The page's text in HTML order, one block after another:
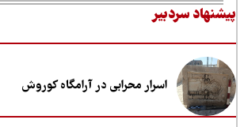
سردبیر
اسرار محرابی در آرامگاه کوروش